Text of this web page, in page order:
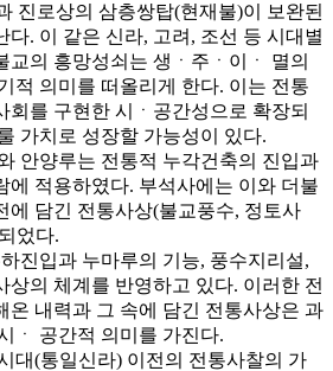
진로상의 삼층쌍탑(현재불)이 보완된
다. 이 같은 신라, 고려, 조선 등 시대별
교의 흥망성쇠는 생ㆍ주ㆍ이ㆍ 멸의
적 의미를 떠올리게 한다. 이는 전통
회를 구현한 시ㆍ공간성으로 확장되
가치로 성장할 가능성이 있다.
안양루는 전통적 누각건축의 진입과
에 적용하였다. 부석사에는 이와 더불
에 담긴 전통사상(불교풍수, 정토사
었다.
진입과 누마루의 기능, 풍수지리설,
상의 체계를 반영하고 있다. 이러한 전
온 내력과 그 속에 담긴 전통사상은 과
ㆍ 공간적 의미를 가진다.
대(통일신라) 이전의 전통사찰의 가